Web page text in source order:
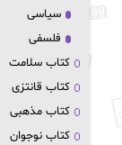
سیاسی
فلسفی
کتاب سلامت
کتاب قانتزی
کتاب مذهبی
کتاب نوجوان